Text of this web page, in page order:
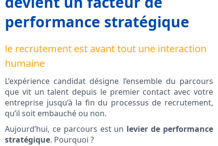
performance stratégique
le recrutement est avant tout une interaction
humaine
L’expérience candidat désigne l’ensemble du parcours
que vit un talent depuis le premier contact avec votre
entreprise jusqu’à la fin du processus de recrutement,
qu’il soit embauché ou non.
Aujourd’hui, ce parcours est un levier de performance
stratégique. Pourquoi ?